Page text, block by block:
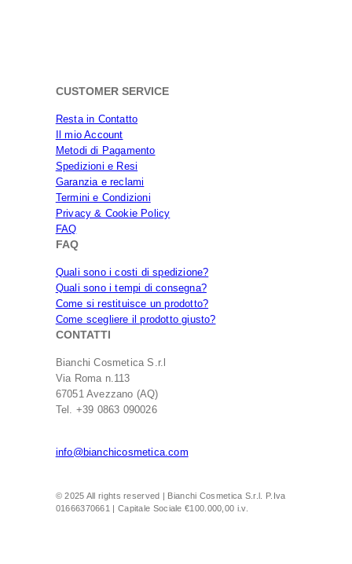
CUSTOMER SERVICE
Resta in Contatto
Il mio Account
Metodi di Pagamento
Spedizioni e Resi
Garanzia e reclami
Termini e Condizioni
Privacy & Cookie Policy
FAQ
FAQ
Quali sono i costi di spedizione?
Quali sono i tempi di consegna?
Come si restituisce un prodotto?
Come scegliere il prodotto giusto?
CONTATTI
Bianchi Cosmetica S.r.l
Via Roma n.113
67051 Avezzano (AQ)
Tel. +39 0863 090026
info@bianchicosmetica.com
© 2025 All rights reserved | Bianchi Cosmetica S.r.l. P.Iva
01666370661 | Capitale Sociale €100.000,00 i.v.